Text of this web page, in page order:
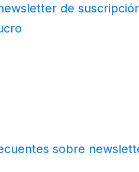
de
sobre